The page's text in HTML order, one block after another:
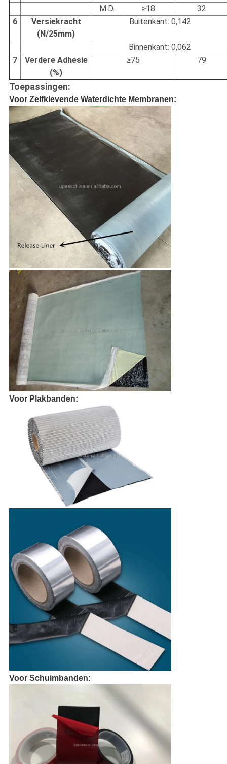
M.D. ≥18
32
6
Versiekracht
(N/25mm)
Buitenkant: 0,142
Binnenkant: 0,062
7
Verdere Adhesie
(%)
≥75 79
Toepassingen:
Voor Zelfklevende Waterdichte Membranen:
Voor Plakbanden:
Voor Schuimbanden: